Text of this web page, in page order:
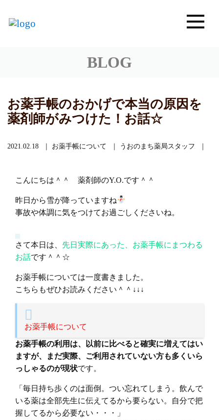
BLOG
お薬手帳のおかげで本当の原因を
薬剤師がみつけた！お話☆
2021.02.18 お薬手帳について うおのまち薬局スタッフ
こんにちは＾＾ 薬剤師のY.O.です＾＾
昨日から雪が降っていますね
事故や体調に気をつけてお過ごしくださいね。
さて本日は、 先日実際にあった、お薬手帳にまつわる
お話です＾＾☆
お薬手帳については一度書きました。
こちらもぜひお読みください＾＾↓↓↓
お薬手帳について
お薬手帳の利用は、以前に比べると確実に増えてはい
ますが、まだ実際、ご利用されていない方も多くいら
っしゃるのが現状です。
「毎日持ち歩くのは面倒。つい忘れてしまう。飲んで
いる薬は全部先生に伝えてるから要らない。自分で把
握してるから必要ない・・・」